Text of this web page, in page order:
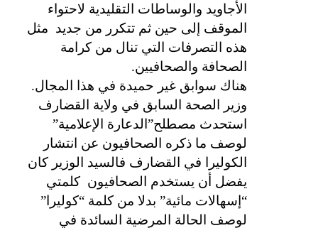
الأجاويد والوساطات التقليدية لاحتواء
الموقف إلى حين ثم تتكرر من جديد مثل
هذه التصرفات التي تنال من كرامة
الصحافة والصحافيين.
هناك سوابق غير حميدة في هذا المجال.
وزير الصحة السابق في ولاية القضارف
استحدث مصطلح”الدعارة الإعلامية”
لوصف ما ذكره الصحافيون عن انتشار
الكوليرا في القضارف فالسيد الوزير كان
يفضل أن يستخدم الصحافيون كلمتي
“إسهالات مائية” بدلا من كلمة “كوليرا”
لوصف الحالة المرضية السائدة في